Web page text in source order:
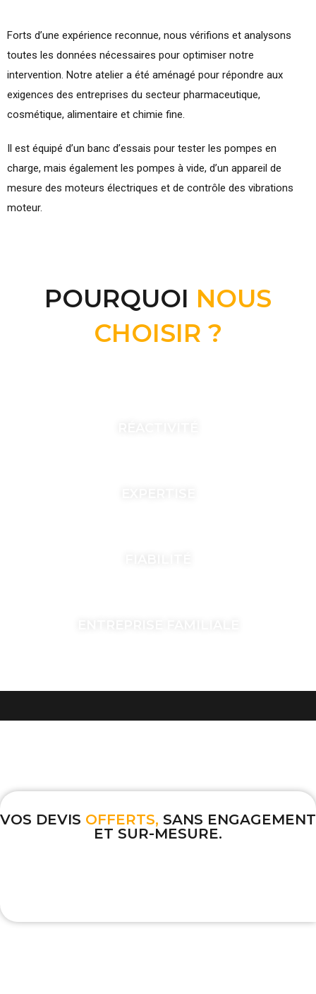
Forts d’une expérience reconnue, nous vérifions et analysons
toutes les données nécessaires pour optimiser notre
intervention. Notre atelier a été aménagé pour répondre aux
exigences des entreprises du secteur pharmaceutique,
cosmétique, alimentaire et chimie fine.
Il est équipé d’un banc d’essais pour tester les pompes en
charge, mais également les pompes à vide, d’un appareil de
mesure des moteurs électriques et de contrôle des vibrations
moteur.
POURQUOI NOUS
CHOISIR ?
VOS DEVIS OFFERTS, SANS ENGAGEMENT
ET SUR-MESURE.